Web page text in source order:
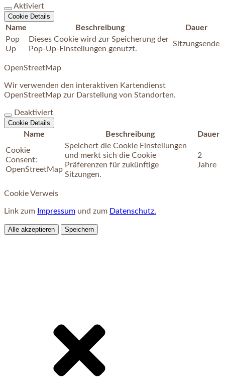
Aktiviert
Cookie Details
Name Beschreibung
Dauer
Pop
Up
Dieses Cookie wird zur Speicherung der
Pop-Up-Einstellungen genutzt.
Sitzungsende
OpenStreetMap
Wir verwenden den interaktiven Kartendienst
OpenStreetMap zur Darstellung von Standorten.
Deaktiviert
Cookie Details
Name Beschreibung
Dauer
Cookie
Consent:
OpenStreetMap
Speichert die Cookie Einstellungen
und merkt sich die Cookie
Präferenzen für zukünftige
Sitzungen.
2
Jahre
Cookie Verweis
Link zum Impressum und zum Datenschutz.
Alle akzeptieren Speichern